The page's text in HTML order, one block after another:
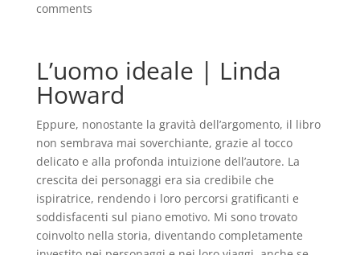
comments
L’uomo ideale | Linda
Howard
Eppure, nonostante la gravità dell’argomento, il libro
non sembrava mai soverchiante, grazie al tocco
delicato e alla profonda intuizione dell’autore. La
crescita dei personaggi era sia credibile che
ispiratrice, rendendo i loro percorsi gratificanti e
soddisfacenti sul piano emotivo. Mi sono trovato
coinvolto nella storia, diventando completamente